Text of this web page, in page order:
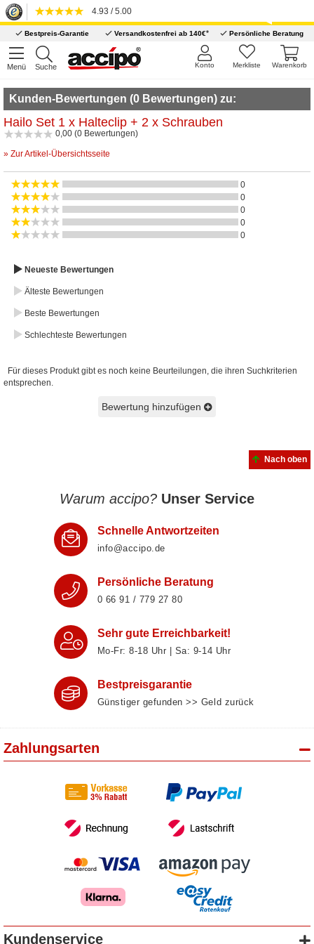
4.93 / 5.00
Bestpreis-Garantie Versandkostenfrei ab 140€* Persönliche Beratung
Menü Suche Warenkorb
Merkliste
Konto
Kunden-Bewertungen (0 Bewertungen) zu:
Hailo Set 1 x Halteclip + 2 x Schrauben
0,00 (0 Bewertungen)
» Zur Artikel-Übersichtsseite
0
0
0
0
0
Neueste Bewertungen
Älteste Bewertungen
Beste Bewertungen
Schlechteste Bewertungen
Für dieses Produkt gibt es noch keine Beurteilungen, die ihren Suchkriterien
entsprechen.
Bewertung hinzufügen
Nach oben
Warum accipo? Unser Service
Schnelle Antwortzeiten
info@accipo.de
Persönliche Beratung
0 66 91 / 779 27 80
Sehr gute Erreichbarkeit!
Mo-Fr: 8‑18 Uhr | Sa: 9‑14 Uhr
Bestpreisgarantie
Günstiger gefunden >> Geld zurück
Zahlungsarten
Kundenservice